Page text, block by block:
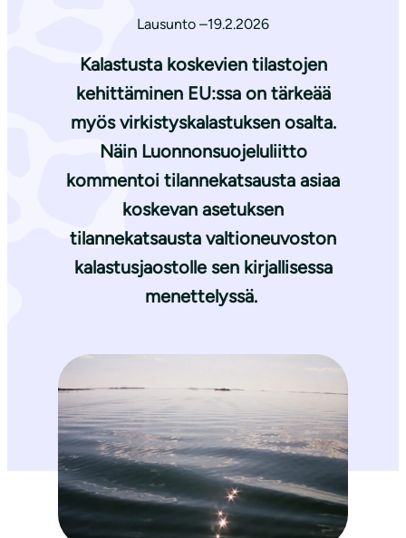
Lausunto –19.2.2026
Kalastusta koskevien tilastojen
kehittäminen EU:ssa on tärkeää
myös virkistyskalastuksen osalta.
Näin Luonnonsuojeluliitto
kommentoi tilannekatsausta asiaa
koskevan asetuksen
tilannekatsausta valtioneuvoston
kalastusjaostolle sen kirjallisessa
menettelyssä.